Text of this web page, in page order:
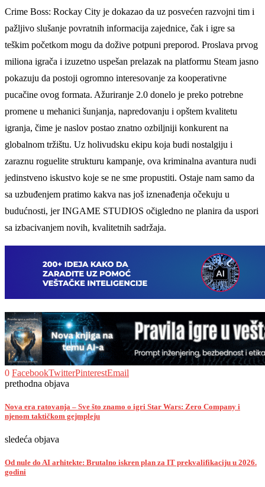
Crime Boss: Rockay City je dokazao da uz posvećen razvojni tim i
pažljivo slušanje povratnih informacija zajednice, čak i igre sa
teškim početkom mogu da dožive potpuni preporod. Proslava prvog
miliona igrača i izuzetno uspešan prelazak na platformu Steam jasno
pokazuju da postoji ogromno interesovanje za kooperativne
pucačine ovog formata. Ažuriranje 2.0 donelo je preko potrebne
promene u mehanici šunjanja, napredovanju i opštem kvalitetu
igranja, čime je naslov postao znatno ozbiljniji konkurent na
globalnom tržištu. Uz holivudsku ekipu koja budi nostalgiju i
zaraznu roguelite strukturu kampanje, ova kriminalna avantura nudi
jedinstveno iskustvo koje se ne sme propustiti. Ostaje nam samo da
sa uzbuđenjem pratimo kakva nas još iznenađenja očekuju u
budućnosti, jer INGAME STUDIOS očigledno ne planira da uspori
sa izbacivanjem novih, kvalitetnih sadržaja.
0 FacebookTwitterPinterestEmail
prethodna objava
Nova era ratovanja – Sve što znamo o igri Star Wars: Zero Company i
njenom taktičkom gejmpleju
sledeća objava
Od nule do AI arhitekte: Brutalno iskren plan za IT prekvalifikaciju u 2026.
godini